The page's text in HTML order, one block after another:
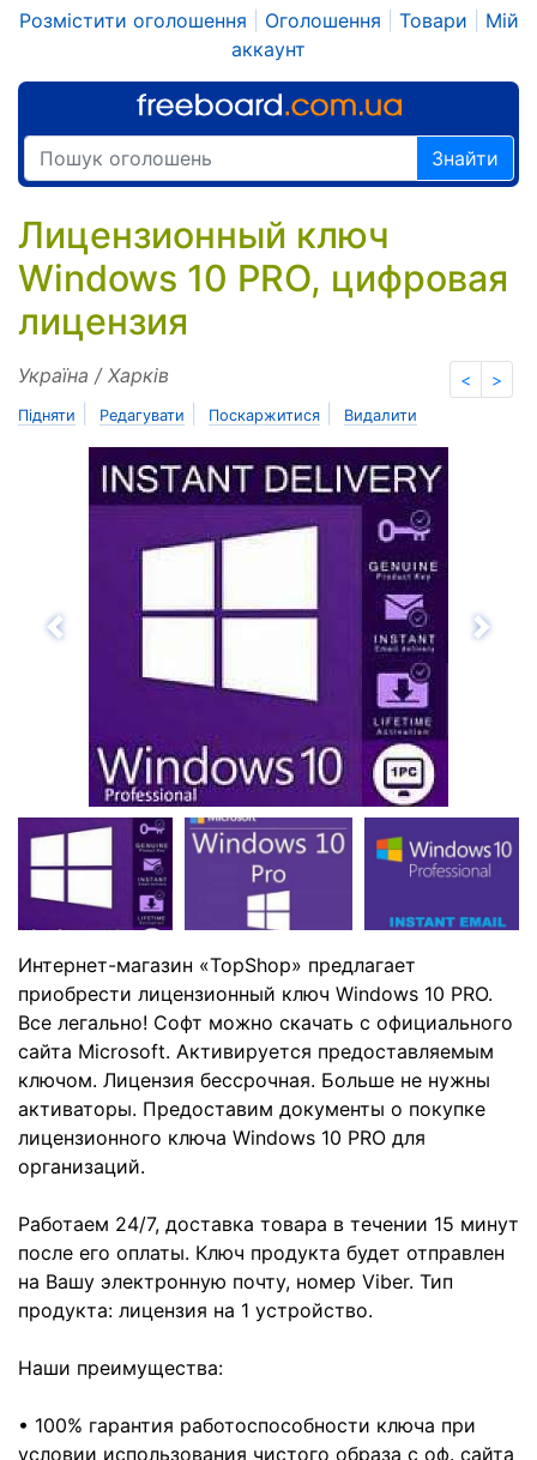
Розмістити оголошення Оголошення Товари
Мій
аккаунт
Знайти
Лицензионный ключ
Windows 10 PRO, цифровая
лицензия
< >
Україна / Харків
Підняти Редагувати Поскаржитися Видалити
Назад
Интернет-магазин «TopShop» предлагает
приобрести лицензионный ключ Windows 10 PRO.
Все легально! Софт можно скачать с официального
сайта Microsoft. Активируется предоставляемым
ключом. Лицензия бессрочная. Больше не нужны
активаторы. Предоставим документы о покупке
лицензионного ключа Windows 10 PRO для
организаций.
Работаем 24/7, доставка товара в течении 15 минут
после его оплаты. Ключ продукта будет отправлен
на Вашу электронную почту, номер Viber. Тип
продукта: лицензия на 1 устройство.
Наши преимущества:
• 100% гарантия работоспособности ключа при
условии использования чистого образа с оф. сайта